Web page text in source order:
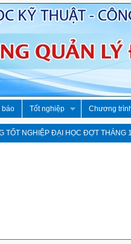
báo Tốt nghiệp Chương
TỐT NGHIỆP ĐẠI HỌC ĐỢT THÁNG